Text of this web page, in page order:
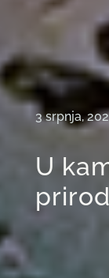
3 srpnja,
U